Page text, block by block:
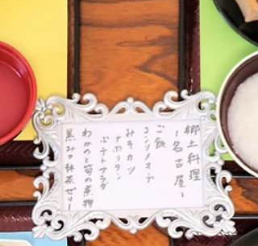
ました！ 福島県いわき市の沖合はとても有名
カジキの漁場で、過去には「日本一の大型カ
キ」が水揚げされた記録もあるそうです。 【
回のメニュー】...